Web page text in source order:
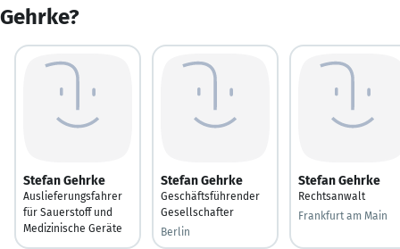
Gehrke?
Stefan Gehrke
Auslieferungsfahrer
für Sauerstoff und
Medizinische Geräte
Stefan Gehrke
Geschäftsführender
Gesellschafter
Berlin
Stefan Gehrke
Rechtsanwalt
Frankfurt am Main